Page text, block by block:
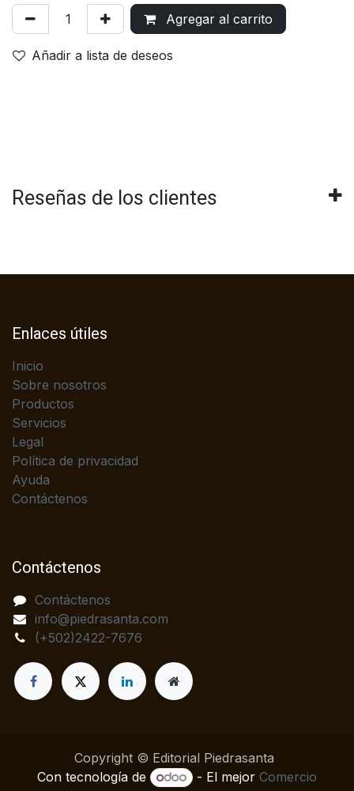
Agregar al carrito
Añadir a lista de deseos
Reseñas de los clientes
Enlaces útiles
Inicio
Sobre nosotros
Productos
Servicios
Legal
Política de privacidad
Ayuda
Contáctenos
Contáctenos
Contáctenos
info@piedrasanta.com
(+502)2422-7676
Copyright © Editorial Piedrasanta
Con tecnología de
- El mejorComercio